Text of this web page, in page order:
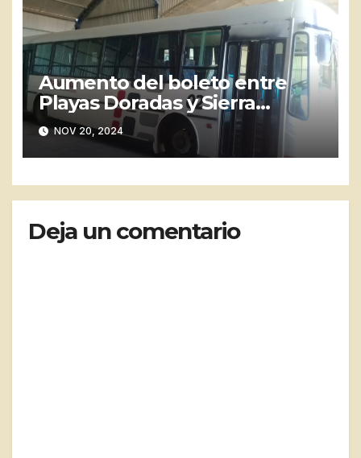
Aumento del boleto entre
Playas Doradas y Sierra
Grande genera malestar
entre los vecinos
NOV 20, 2024
Deja un comentario